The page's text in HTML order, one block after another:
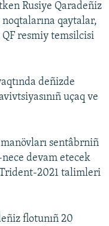
Rusiye Qaradeñiz
qaytalar,
QF resmiy temsilcisi
deñizde
uçaq ve
sentâbrniñ
devam etecek
2021 talimleri
flotunıñ 20